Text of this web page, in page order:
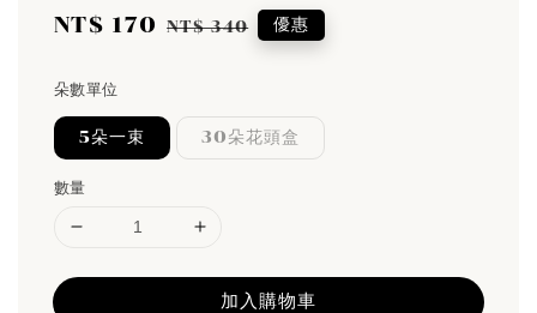
Sale
NT$ 170 Regular
NT$ 340 優惠
朵數單位
5朵一束 30朵花頭盒
數量
加入購物車